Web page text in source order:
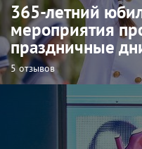
365-летний
мероприятия
праздничные
5 отзывов